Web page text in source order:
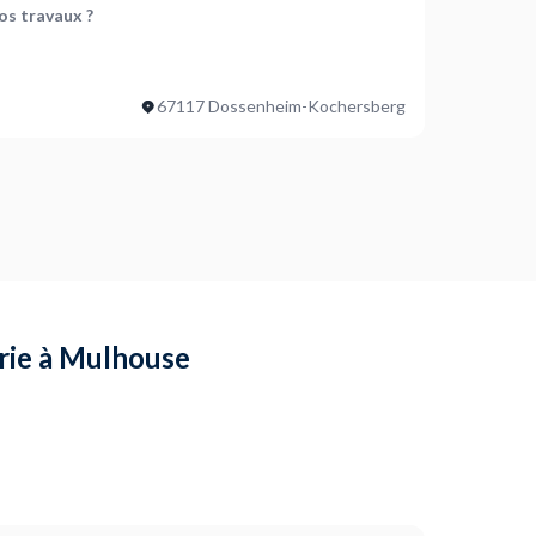
L’ouverture : 95 du marbre au marbre et 90
travaux ?
67117 Dossenheim-Kochersberg
à Mulhouse